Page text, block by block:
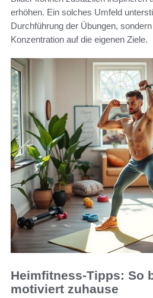
erhöhen. Ein solches Umfeld
Durchführung der Übungen,
Konzentration auf die eigenen Ziele.
Heimfitness-Tipps: So
motiviert zuhause